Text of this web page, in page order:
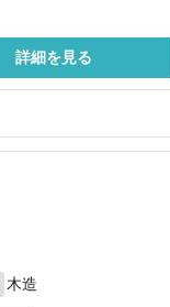
詳細を見る
木造